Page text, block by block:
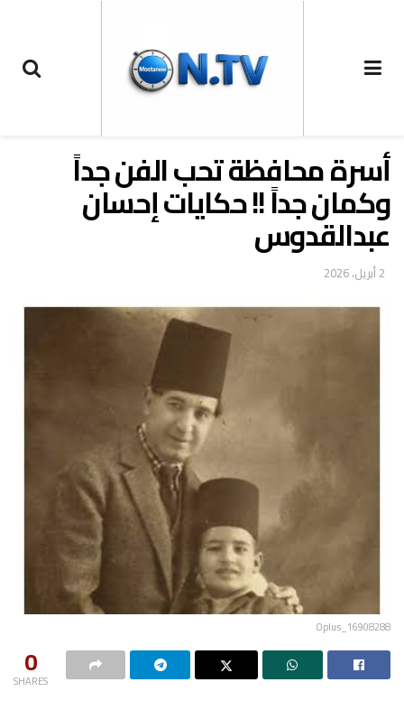
أسرة محافظة تحب الفن جداً
وكمان جداً !! حكايات إحسان
عبدالقدوس
2 أبريل، 2026
Oplus_16908288
0
SHARES